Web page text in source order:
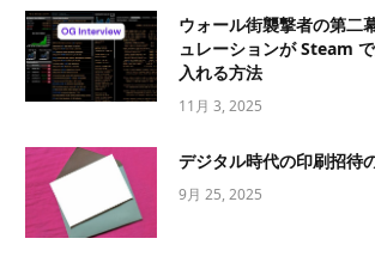
ウォール街襲撃者の第二
ュレーションが Steam
入れる方法
11月 3, 2025
デジタル時代の印刷招待
9月 25, 2025